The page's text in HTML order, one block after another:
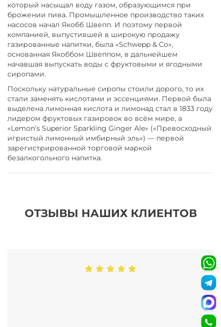
который насыщал воду газом, образующимся при
брожении пива. Промышленное производство таких
насосов начал Якобб Швепп. И поэтому первой
компанией, выпустившей в широкую продажу
газированные напитки, была «Schwepp & Co»,
основанная Якоббом Швеппом, в дальнейшем
начавшая выпускать воды с фруктовыми и ягодными
сиропами.
Поскольку натуральные сиропы стоили дорого, то их
стали заменять кислотами и эссенциями. Первой была
выделена лимонная кислота и лимонад стал в 1833 году
лидером фруктовых газировок во всём мире, а
«Lemon’s Superior Sparkling Ginger Ale» («Превосходный
игристый лимонный имбирный эль») — первой
зарегистрированной торговой маркой
безалкогольного напитка.
ОТЗЫВЫ НАШИХ КЛИЕНТОВ